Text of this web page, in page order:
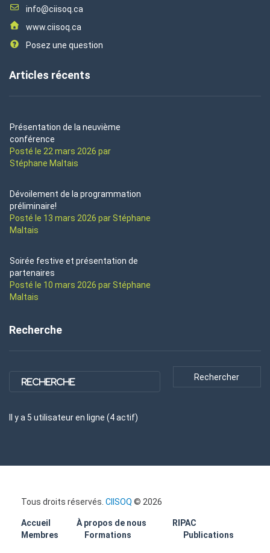
info@ciisoq.ca
www.ciisoq.ca
Posez une question
Articles récents
Présentation de la neuvième
conférence
Posté le 22 mars 2026 par
Stéphane Maltais
Dévoilement de la programmation
préliminaire!
Posté le 13 mars 2026 par Stéphane
Maltais
Soirée festive et présentation de
partenaires
Posté le 10 mars 2026 par Stéphane
Maltais
Recherche
Il y a 5 utilisateuren ligne (4actif)
Tous droits réservés. CIISOQ © 2026
Accueil À propos de nous
RIPAC
Membres
Formations Publications